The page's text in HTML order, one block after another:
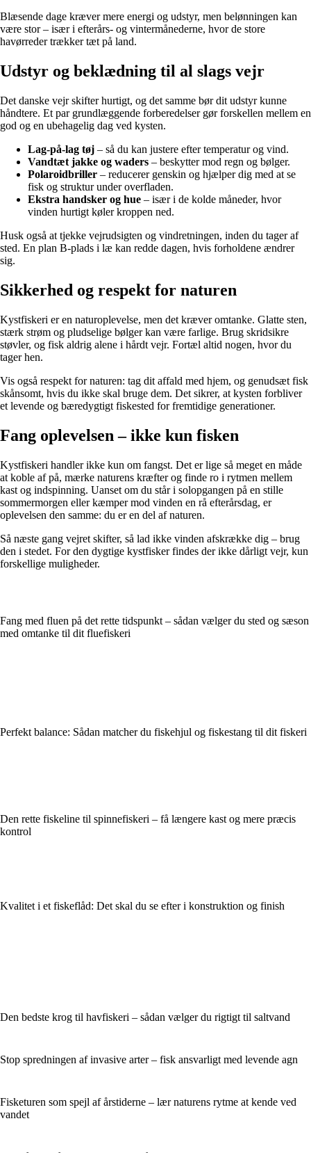
Blæsende dage kræver mere energi og udstyr, men belønningen kan
være stor – især i efterårs- og vintermånederne, hvor de store
havørreder trækker tæt på land.
Udstyr og beklædning til al slags vejr
Det danske vejr skifter hurtigt, og det samme bør dit udstyr kunne
håndtere. Et par grundlæggende forberedelser gør forskellen mellem en
god og en ubehagelig dag ved kysten.
Lag-på-lag tøj – så du kan justere efter temperatur og vind.
Vandtæt jakke og waders – beskytter mod regn og bølger.
Polaroidbriller – reducerer genskin og hjælper dig med at se
fisk og struktur under overfladen.
Ekstra handsker og hue – især i de kolde måneder, hvor
vinden hurtigt køler kroppen ned.
Husk også at tjekke vejrudsigten og vindretningen, inden du tager af
sted. En plan B-plads i læ kan redde dagen, hvis forholdene ændrer
sig.
Sikkerhed og respekt for naturen
Kystfiskeri er en naturoplevelse, men det kræver omtanke. Glatte sten,
stærk strøm og pludselige bølger kan være farlige. Brug skridsikre
støvler, og fisk aldrig alene i hårdt vejr. Fortæl altid nogen, hvor du
tager hen.
Vis også respekt for naturen: tag dit affald med hjem, og genudsæt fisk
skånsomt, hvis du ikke skal bruge dem. Det sikrer, at kysten forbliver
et levende og bæredygtigt fiskested for fremtidige generationer.
Fang oplevelsen – ikke kun fisken
Kystfiskeri handler ikke kun om fangst. Det er lige så meget en måde
at koble af på, mærke naturens kræfter og finde ro i rytmen mellem
kast og indspinning. Uanset om du står i solopgangen på en stille
sommermorgen eller kæmper mod vinden en rå efterårsdag, er
oplevelsen den samme: du er en del af naturen.
Så næste gang vejret skifter, så lad ikke vinden afskrække dig – brug
den i stedet. For den dygtige kystfisker findes der ikke dårligt vejr, kun
forskellige muligheder.
Fang med fluen på det rette tidspunkt – sådan vælger du sted og sæson
med omtanke til dit fluefiskeri
Perfekt balance: Sådan matcher du fiskehjul og fiskestang til dit fiskeri
Den rette fiskeline til spinnefiskeri – få længere kast og mere præcis
kontrol
Kvalitet i et fiskeflåd: Det skal du se efter i konstruktion og finish
Den bedste krog til havfiskeri – sådan vælger du rigtigt til saltvand
Stop spredningen af invasive arter – fisk ansvarligt med levende agn
Fisketuren som spejl af årstiderne – lær naturens rytme at kende ved
vandet